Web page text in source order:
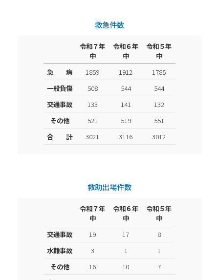
救急件数
令和７年
中
令和６年
中
令和５年
中
急 病
1859 1912
1785
一般負傷
508 544
544
交通事故
133 141
132
その他
521 519
551
合 計
3021 3116 3012
救助出場件数
令和７年
中
令和６年
中
令和５年
中
交通事故
19 17
8
水難事故
3 1
1
その他
16 10
7